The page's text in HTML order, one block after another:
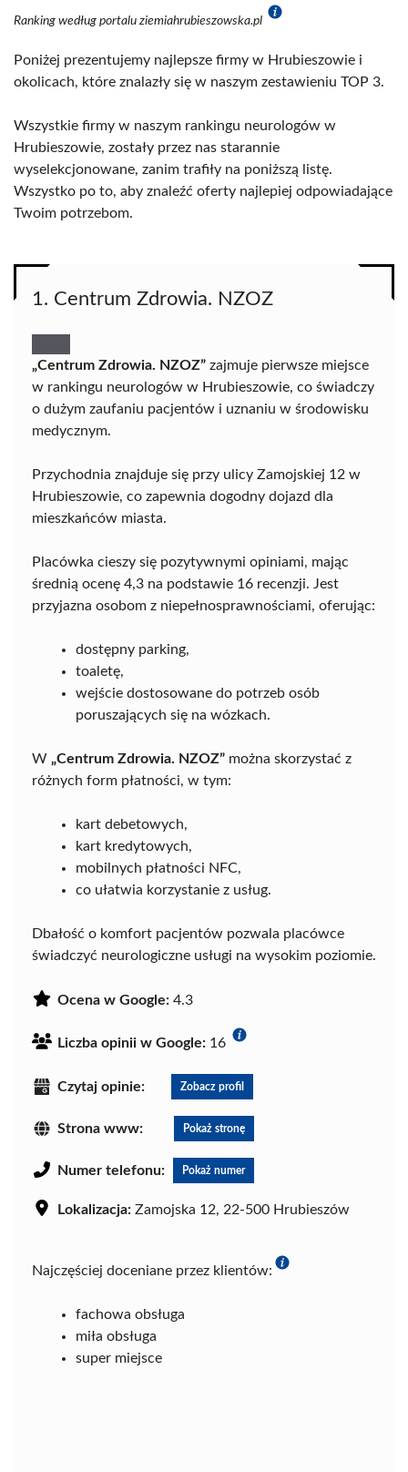
Ranking według portalu ziemiahrubieszowska.pl
Poniżej prezentujemy najlepsze firmy w Hrubieszowie i
okolicach, które znalazły się w naszym zestawieniu TOP 3.
Wszystkie firmy w naszym rankingu neurologów w
Hrubieszowie, zostały przez nas starannie
wyselekcjonowane, zanim trafiły na poniższą listę.
Wszystko po to, aby znaleźć oferty najlepiej odpowiadające
Twoim potrzebom.
1. Centrum Zdrowia. NZOZ
„Centrum Zdrowia. NZOZ” zajmuje pierwsze miejsce
w rankingu neurologów w Hrubieszowie, co świadczy
o dużym zaufaniu pacjentów i uznaniu w środowisku
medycznym.
Przychodnia znajduje się przy ulicy Zamojskiej 12 w
Hrubieszowie, co zapewnia dogodny dojazd dla
mieszkańców miasta.
Placówka cieszy się pozytywnymi opiniami, mając
średnią ocenę 4,3 na podstawie 16 recenzji. Jest
przyjazna osobom z niepełnosprawnościami, oferując:
dostępny parking,
toaletę,
wejście dostosowane do potrzeb osób
poruszających się na wózkach.
W „Centrum Zdrowia. NZOZ” można skorzystać z
różnych form płatności, w tym:
kart debetowych,
kart kredytowych,
mobilnych płatności NFC,
co ułatwia korzystanie z usług.
Dbałość o komfort pacjentów pozwala placówce
świadczyć neurologiczne usługi na wysokim poziomie.
Ocena w Google: 4.3
Liczba opinii w Google: 16
Czytaj opinie: Zobacz profil
Strona www: Pokaż stronę
Numer telefonu: Pokaż numer
Lokalizacja: Zamojska 12, 22-500 Hrubieszów
Najczęściej doceniane przez klientów:
fachowa obsługa
miła obsługa
super miejsce